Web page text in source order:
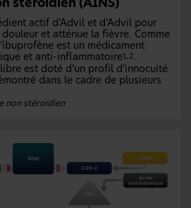
stéroïdien (AINS)
actif d’Advil et d’Advil pour
et atténue la fièvre. Comme
est un médicament
et anti-inflammatoire1,2 .
est doté d’un profil d’innocuité
dans le cadre de plusieurs
non stéroïdien